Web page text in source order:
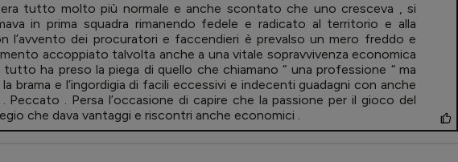
tutto molto più normale e anche scontato che uno cresceva , si
in prima squadra rimanendo fedele e radicato al territorio e alla
l’avvento dei procuratori e faccendieri è prevalso un mero freddo e
accoppiato talvolta anche a una vitale sopravvivenza economica
ha preso la piega di quello che chiamano “ una professione “ ma
brama e l’ingordigia di facili eccessivi e indecenti guadagni con anche
Peccato . Persa l’occasione di capire che la passione per il gioco del
che dava vantaggi e riscontri anche economici .